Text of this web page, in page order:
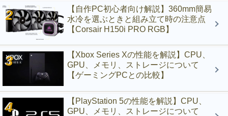
【自作PC初心者向け解説】360mm簡易
水冷を選ぶときと組み立て時の注意点
【Corsair H150i PRO RGB】
【Xbox Series Xの性能を解説】CPU、
GPU、メモリ、ストレージについて
【ゲーミングPCとの比較】
【PlayStation 5の性能を解説】CPU、
GPU、メモリ、ストレージについて